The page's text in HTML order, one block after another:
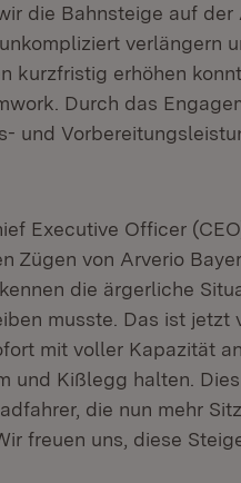
die Bahnsteige auf
verlängern
kurzfristig erhöhen
Durch das
und
Executive Officer
Zügen von Arverio
die ärgerliche
musste. Das ist jetzt
mit voller Kapazität
und Kißlegg halten.
die nun mehr
freuen uns, diese